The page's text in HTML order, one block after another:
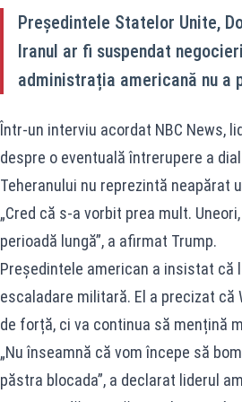
Președintele Statelor Unite,
Iranul ar fi suspendat
administrația americană nu
Într-un interviu acordat NBC News,
despre o eventuală întrerupere a
Teheranului nu reprezintă neapărat
„Cred că s-a vorbit prea mult.
perioadă lungă”, a afirmat Trump.
Președintele american a insistat că
escaladare militară. El a precizat
de forță, ci va continua să mențină
„Nu înseamnă că vom începe să
păstra blocada”, a declarat liderul